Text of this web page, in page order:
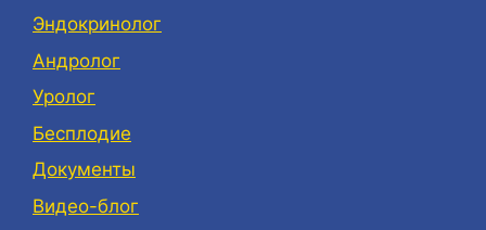
Эндокринолог
Андролог
Уролог
Бесплодие
Документы
Видео-блог